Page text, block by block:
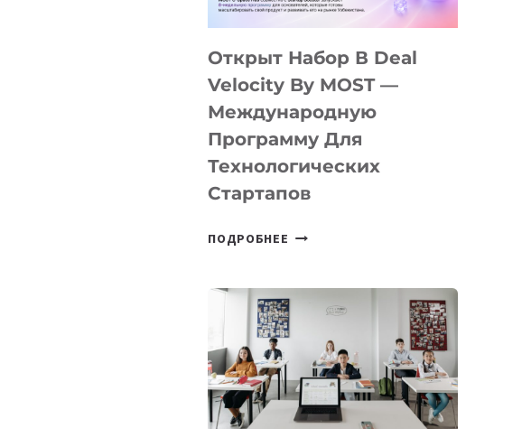
ДАЛ
ПОДРОСТКАМ
БИЛЕТ
IT-
ПРЕДПРИНИМАТЕЛЬСТВО
Открыт Набор В Deal
Velocity By MOST —
Международную
Программу Для
Технологических
Стартапов
ПОДРОБНЕЕ ОТКРЫТ
DEAL
VELOCITY
MOST
—
МЕЖДУНАРОДНУЮ